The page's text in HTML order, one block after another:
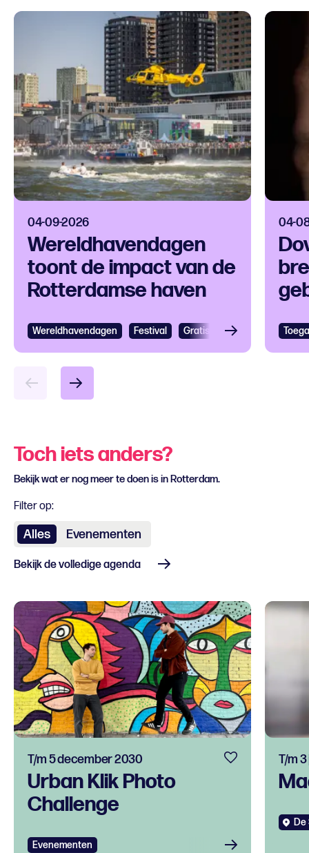
04-09-2026
Wereldhavendagen
toont de impact van de
Rotterdamse haven
Wereldhavendagen Festival Gratis Festival
04-
Bekijken
Toch iets anders?
Bekijk wat er nog meer te doen is in Rotterdam.
Filter op:
Alles Evenementen
Bekijk de volledige agenda
Urban Klik Photo
Challenge
T/m 5 december 2030
Evenementen
T/m